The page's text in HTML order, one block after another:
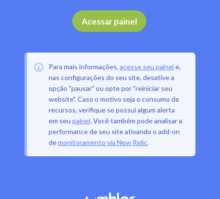
Acessar painel .
Para mais informações, acesse seu painel e,
nas configurações do seu site, desative a
opção "pausar" ou opte por "reiniciar seu
website". Caso o motivo seja o consumo de
recursos, verifique se possui algum alerta
em seu painel. Você também pode analisar a
performance de seu site ativando o add-on
demonitoramento via New Relic.